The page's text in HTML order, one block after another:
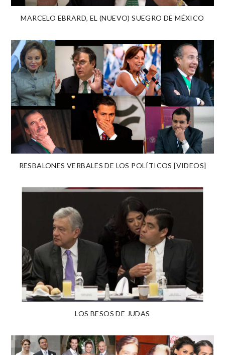
MARCELO EBRARD, EL (NUEVO) SUEGRO DE MÉXICO
RESBALONES VERBALES DE LOS POLÍTICOS [VIDEOS]
LOS BESOS DE JUDAS